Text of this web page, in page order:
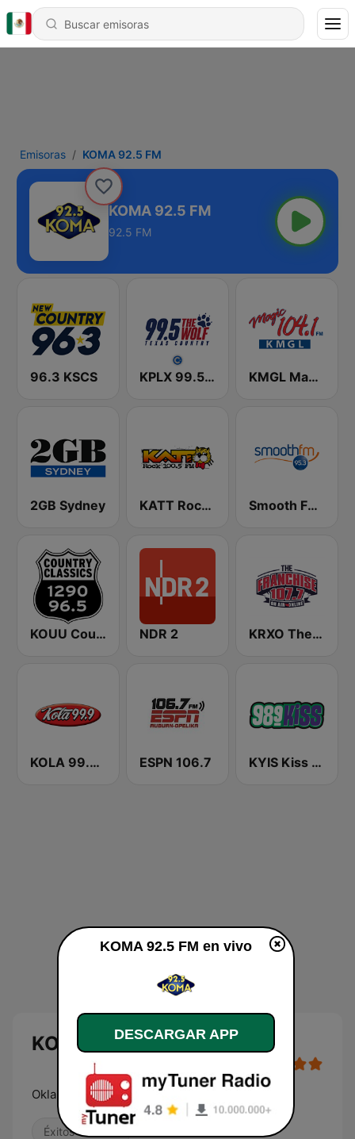
Emisoras KOMA 92.5 FM
KOMA 92.5 FM
92.5 FM
96.3 KSCS KPLX 99.5 The Wolf FM KMGL Magic 104.1 FM
2GB Sydney KATT Rock 100.5 FM Smooth FM 95.3 Sydney
KOUU Country Classics 1290 AM / 96.5 FM NDR 2 KRXO The Franchise 107.7 FM & 1270 AM
KOLA 99.9 FM ESPN 106.7 KYIS Kiss 98.9 FM
KOMA 92.5 FM
Oklahoma's Greatest Hits
Éxitos clásicos
KOMA 92.5 FM en vivo
DESCARGAR APP